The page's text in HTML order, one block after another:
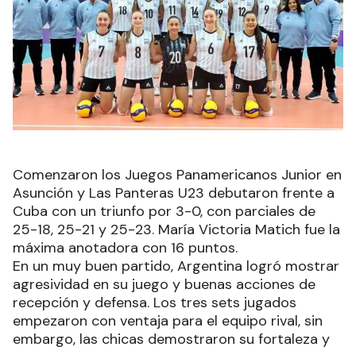
Comenzaron los Juegos Panamericanos Junior en
Asunción y Las Panteras U23 debutaron frente a
Cuba con un triunfo por 3-0, con parciales de
25-18, 25-21 y 25-23. María Victoria Matich fue la
máxima anotadora con 16 puntos.
En un muy buen partido, Argentina logró mostrar
agresividad en su juego y buenas acciones de
recepción y defensa. Los tres sets jugados
empezaron con ventaja para el equipo rival, sin
embargo, las chicas demostraron su fortaleza y